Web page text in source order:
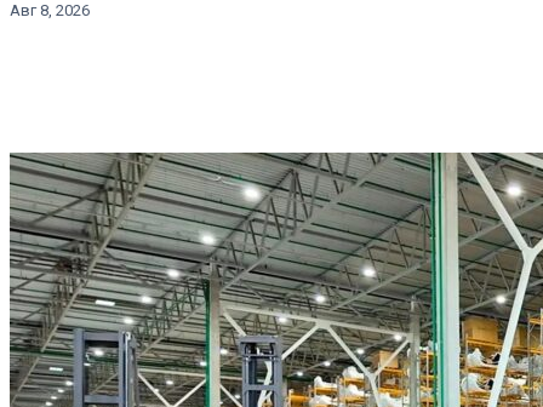
Авг 8, 2026